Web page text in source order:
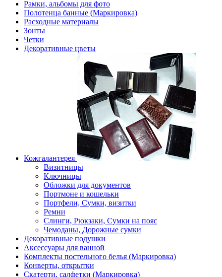
Рамки, альбомы для фото
Полотенца банные (Маркировка)
Расходные материалы
Зонты
Четки
Декоративные цветы
Кожгалантерея
Визитницы
Ключницы
Обложки для документов
Портмоне и кошельки
Портфели, Сумки, визитки
Ремни
Слинги, Рюкзаки, Сумки на пояс
Чемоданы, Дорожные сумки
Декоративные подушки
Аксессуары для ванной
Комплекты постельного белья (Маркировка)
Конверты, открытки
Скатерти, салфетки (Маркировка)